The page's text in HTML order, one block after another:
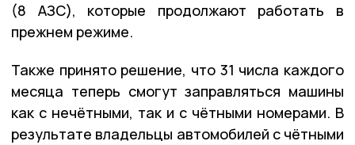
(8 АЗС), которые продолжают работать в
прежнем режиме.
Также принято решение, что 31 числа каждого
месяца теперь смогут заправляться машины
как с нечётными, так и с чётными номерами. В
результате владельцы автомобилей с чётными